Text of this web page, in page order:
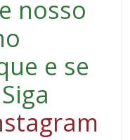
nosso
e se